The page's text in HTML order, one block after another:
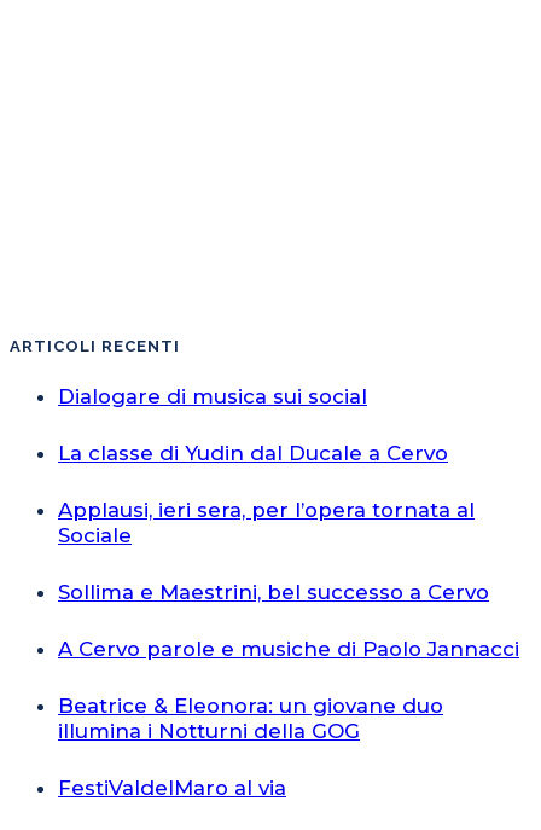
ARTICOLI RECENTI
Dialogare di musica sui social
La classe di Yudin dal Ducale a Cervo
Applausi, ieri sera, per l’opera tornata al
Sociale
Sollima e Maestrini, bel successo a Cervo
A Cervo parole e musiche di Paolo Jannacci
Beatrice & Eleonora: un giovane duo
illumina i Notturni della GOG
FestiValdelMaro al via